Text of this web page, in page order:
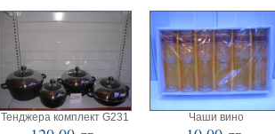
Тенджера комплект G231 Чаши вино